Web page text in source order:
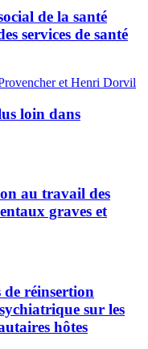
de la santé
services de santé
et Henri Dorvil
loin dans
au travail des
graves et
de réinsertion
sur les
hôtes